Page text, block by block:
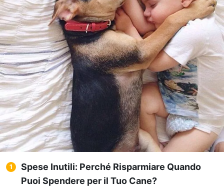
Spese Inutili: Perché Risparmiare Quando
Puoi Spendere per il Tuo Cane?